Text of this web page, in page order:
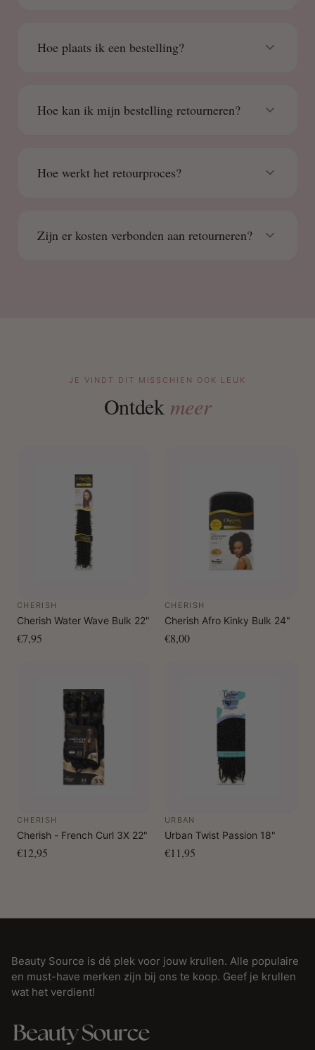
Hoe plaats ik een bestelling?
Hoe kan ik mijn bestelling retourneren?
Hoe werkt het retourproces?
Zijn er kosten verbonden aan retourneren?
JE VINDT DIT MISSCHIEN OOK LEUK
Ontdek meer
CHERISH
Cherish Water Wave Bulk 22"
€7,95
CHERISH
Cherish Afro Kinky Bulk 24"
€8,00
CHERISH
Cherish - French Curl 3X 22"
€12,95
URBAN
Urban Twist Passion 18"
€11,95
Beauty Source is dé plek voor jouw krullen. Alle populaire
en must-have merken zijn bij ons te koop. Geef je krullen
wat het verdient!